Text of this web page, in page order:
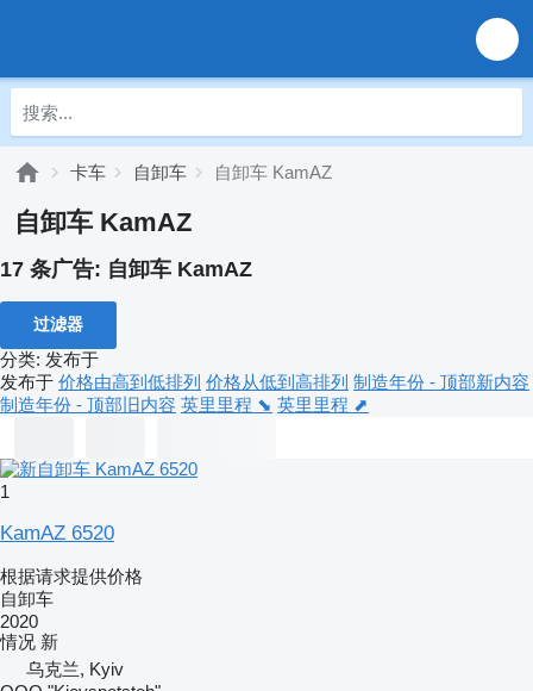
卡车 自卸车 自卸车 KamAZ
自卸车 KamAZ
17 条广告: 自卸车 KamAZ
过滤器
分类: 发布于
发布于 价格由高到低排列 价格从低到高排列 制造年份 - 顶部新内容
制造年份 - 顶部旧内容 英里里程 ⬊ 英里里程 ⬈
1
KamAZ 6520
根据请求提供价格
自卸车
2020
情况 新
乌克兰, Kyiv